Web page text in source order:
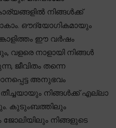
നിങ്ങൾക്ക്
ഔദ്യോഗികമായും
ഈ വർഷം
വളരെ നാളായി നിങ്ങൾ
ജീവിതം തന്നെ
അനുഭവം
നിങ്ങൾക്ക് എല്ലാ
കുടുംബത്തിലും
നിങ്ങളുടെ